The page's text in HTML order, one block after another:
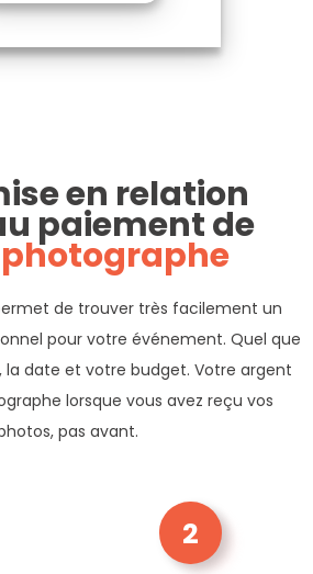
en relation
paiement de
photographe
de trouver très facilement un
pour votre événement. Quel que
la date et votre budget. Votre argent
lorsque vous avez reçu vos
pas avant.
2